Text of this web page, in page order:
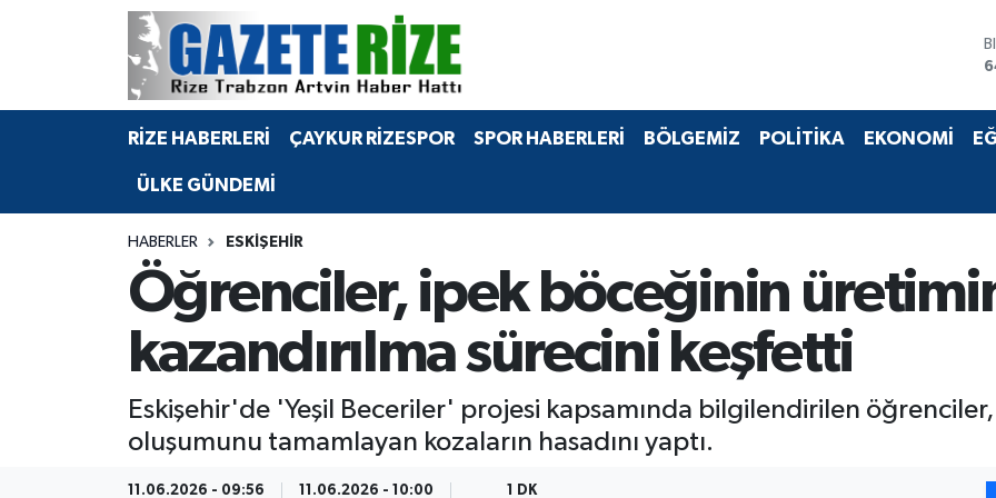
RİZE HABERLERİ ÇAYKUR RİZESPOR SPOR HABERLERİ BÖLGEMİZ POLİTİKA EKONOMİ
ÜLKE GÜNDEMİ
HABERLER ESKIŞEHIR
Öğrenciler, ipek böceğinin
kazandırılma sürecini keşfetti
Eskişehir'de 'Yeşil Beceriler' projesi kapsamında bilgilendirilen
oluşumunu tamamlayan kozaların hasadını yaptı.
11.06.2026 - 09:56 11.06.2026 - 10:00 1 DK
BÖLGEMİZ
Rize Jandarma Komutanlığı
Bilim Teknoloji
Advertising news
Canlı Maç
Merkez Nöbetçi Eczaneler
Merkez Hava Durumu
Merkez Trafik Yoğunluk Haritası
Süper Lig Puan Durumu ve Fikstür
Tüm Manşetler
Son Dakika Haberleri
Haber Arşivi